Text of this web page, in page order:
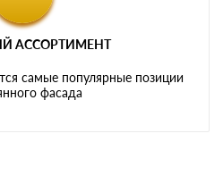
АССОРТИМЕНТ
самые популярные позиции
фасада